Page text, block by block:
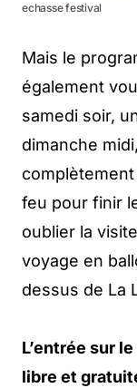
echasse festival
Mais le
également
samedi soir,
dimanche
feu pour finir
oublier la
voyage en
dessus de La
L’entrée sur
libre et